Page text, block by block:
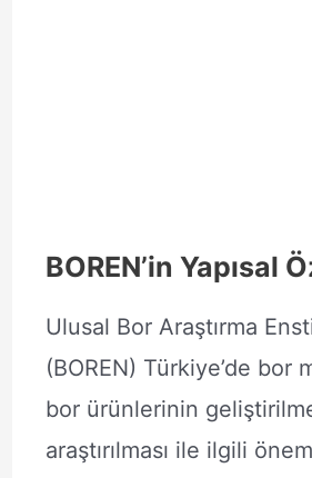
BOREN’in Yapısal
Ulusal Bor Araştırma
(BOREN) Türkiye’de bor
bor ürünlerinin
araştırılması ile ilgili